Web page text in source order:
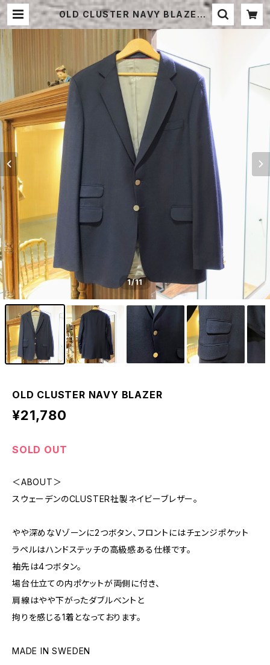
OLD CLUSTER NAVY BLAZER |
STRAYSHEEP ONLINE
1/11
OLD CLUSTER NAVY BLAZER
¥21,780
SOLD OUT
＜ABOUT＞
スウェーデンのCLUSTER社製ネイビーブレザー。
やや深めなVゾーンに2つボタン、フロントにはチェンジポケット
ラペルはハンドステッチの高級感ある仕様です。
袖先は4つボタン。
場台仕立ての内ポケットが両側に付き、
肩線はやや下がったダブルベントと
拘りを感じる1着となっております。
MADE IN SWEDEN